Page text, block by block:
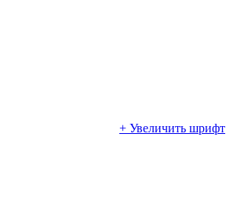
+ Увеличить шрифт